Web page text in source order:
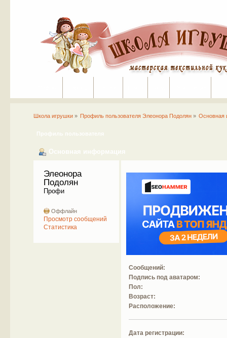
Школа игрушки» Профиль пользователя Элеонора Подолян » Основная
Профиль пользователя
Основная информация
Элеонора
Подолян
Профи
Оффлайн
Просмотр сообщений
Статистика
Сообщений:
Подпись под аватаром:
Пол:
Возраст:
Расположение:
Дата регистрации: